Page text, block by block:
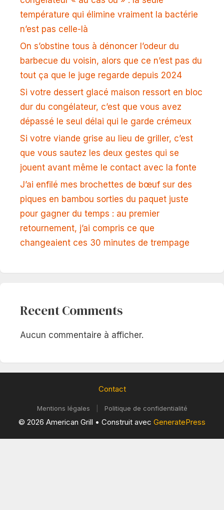
température qui élimine vraiment la bactérie
n’est pas celle-là
On s’obstine tous à dénoncer l’odeur du
barbecue du voisin, alors que ce n’est pas du
tout ça que le juge regarde depuis 2024
Si votre dessert glacé maison ressort en bloc
dur du congélateur, c’est que vous avez
dépassé le seul délai qui le garde crémeux
Si votre viande grise au lieu de griller, c’est
que vous sautez les deux gestes qui se
jouent avant même le contact avec la fonte
J’ai enfilé mes brochettes de bœuf sur des
piques en bambou sorties du paquet juste
pour gagner du temps : au premier
retournement, j’ai compris ce que
changeaient ces 30 minutes de trempage
Recent Comments
Aucun commentaire à afficher.
Contact
Mentions légales Politique de confidentialité
© 2026 American Grill • Construit avec GeneratePress